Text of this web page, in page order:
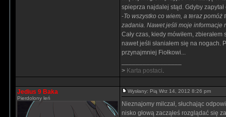
spieprza najdalej stąd. Gdyby
-To wszystko co wiem, a teraz
zadania. Nawet jeśli moje informacje
Cały czas, kiedy mówiłem,
nawet jeśli słaniałem się na
przynajmniej Fiołkowi...
> Karta postaci.
Jedius 9 Baka
Pierdolony leń
Wysłany: Pią Wrz 14, 2012 8:26 pm
Nieznajomy milczał, słuchając
nisko głową zacząłeś rozglądać się